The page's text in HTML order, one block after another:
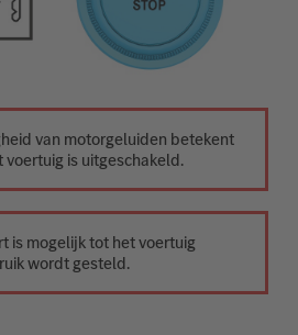
van motorgeluiden betekent
voertuig is uitgeschakeld.
is mogelijk tot het voertuig
wordt gesteld.